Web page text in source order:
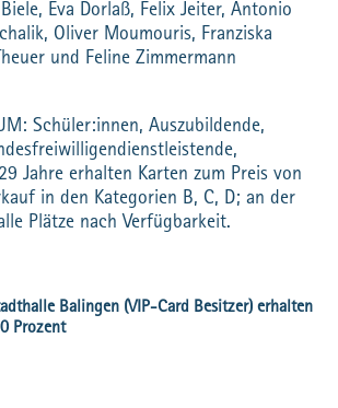
Eva Dorlaß, Felix Jeiter, Antonio
Oliver Moumouris, Franziska
und Feline Zimmermann
Schüler:innen, Auszubildende,
Jahre erhalten Karten zum Preis von
in den Kategorien B, C, D; an der
Plätze nach Verfügbarkeit.